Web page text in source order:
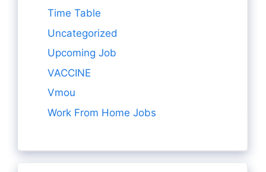
Time Table
Uncategorized
Upcoming Job
VACCINE
Vmou
Work From Home Jobs